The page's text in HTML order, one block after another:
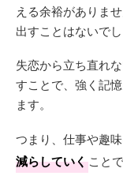
える余裕がありま
出すことはないでし
失恋から立ち直れ
すことで、強く記
ます。
つまり、仕事や趣味
減らしていくこと